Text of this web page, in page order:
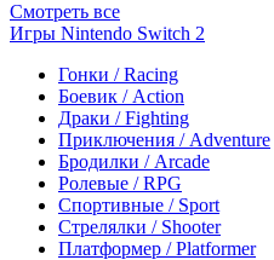
Смотреть все
Игры Nintendo Switch 2
Гонки / Racing
Боевик / Action
Драки / Fighting
Приключения / Adventure
Бродилки / Arcade
Ролевые / RPG
Спортивные / Sport
Стрелялки / Shooter
Платформер / Platformer